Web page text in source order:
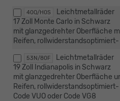
40Q/H0S
Leichtmetallräder
17 Zoll Monte Carlo in Schwarz
mit glanzgedrehter Oberfläche
Reifen, rollwiderstandsoptimiert-
53N/80F
Leichtmetallräder
19 Zoll Indianapolis in Schwarz
mit glanzgedrehter Oberfläche
Reifen,
Code VUO oder Code VG8